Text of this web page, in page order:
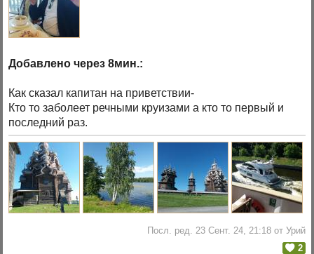
Добавлено через 8мин.:
Как сказал капитан на приветствии-
Кто то заболеет речными круизами а кто то первый и
последний раз.
Посл. ред. 23 Сент. 24, 21:18 от Урий
2